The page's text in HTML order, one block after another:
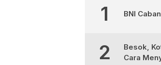
1 BNI
2
Besok,
Cara